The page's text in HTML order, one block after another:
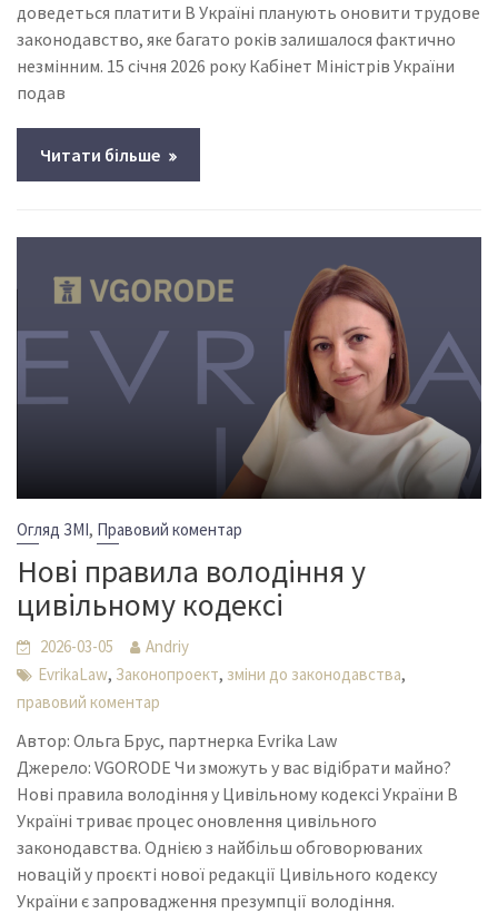
доведеться платити В Україні планують оновити трудове
законодавство, яке багато років залишалося фактично
незмінним. 15 січня 2026 року Кабінет Міністрів України
подав
Читати більше
Огляд ЗМІ, Правовий коментар
Нові правила володіння у
цивільному кодексі
2026-03-05
Andriy
EvrikaLaw, Законопроект, зміни до законодавства,
правовий коментар
Автор: Ольга Брус, партнерка Evrika Law
Джерело: VGORODE Чи зможуть у вас відібрати майно?
Нові правила володіння у Цивільному кодексі України В
Україні триває процес оновлення цивільного
законодавства. Однією з найбільш обговорюваних
новацій у проєкті нової редакції Цивільного кодексу
України є запровадження презумпції володіння.